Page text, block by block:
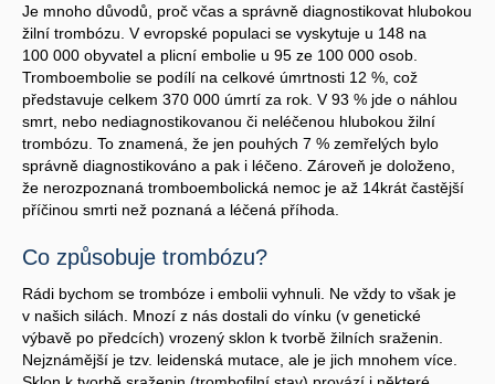
Je mnoho důvodů, proč včas a správně diagnostikovat hlubokou
žilní trombózu. V evropské populaci se vyskytuje u 148 na
100 000 obyvatel a plicní embolie u 95 ze 100 000 osob.
Tromboembolie se podílí na celkové úmrtnosti 12 %, což
představuje celkem 370 000 úmrtí za rok. V 93 % jde o náhlou
smrt, nebo nediagnostikovanou či neléčenou hlubokou žilní
trombózu. To znamená, že jen pouhých 7 % zemřelých bylo
správně diagnostikováno a pak i léčeno. Zároveň je doloženo,
že nerozpoznaná tromboembolická nemoc je až 14krát častější
příčinou smrti než poznaná a léčená příhoda.
Co způsobuje trombózu?
Rádi bychom se trombóze i embolii vyhnuli. Ne vždy to však je
v našich silách. Mnozí z nás dostali do vínku (v genetické
výbavě po předcích) vrozený sklon k tvorbě žilních sraženin.
Nejznámější je tzv. leidenská mutace, ale je jich mnohem více.